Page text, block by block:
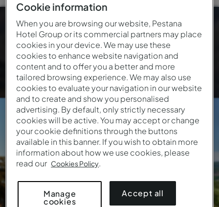
Nature Ville Historique Famille
Madère
À Partir 191€/ Nuit
1 Emplacement • 1 Hôtel
Cookie information
When you are browsing our website, Pestana
Hotel Group or its commercial partners may place
cookies in your device. We may use these
cookies to enhance website navigation and
content and to offer you a better and more
tailored browsing experience. We may also use
cookies to evaluate your navigation in our website
and to create and show you personalised
advertising. By default, only strictly necessary
cookies will be active. You may accept or change
your cookie definitions through the buttons
available in this banner. If you wish to obtain more
information about how we use cookies, please
read our Cookies Policy.
Accept all
Manage
cookies